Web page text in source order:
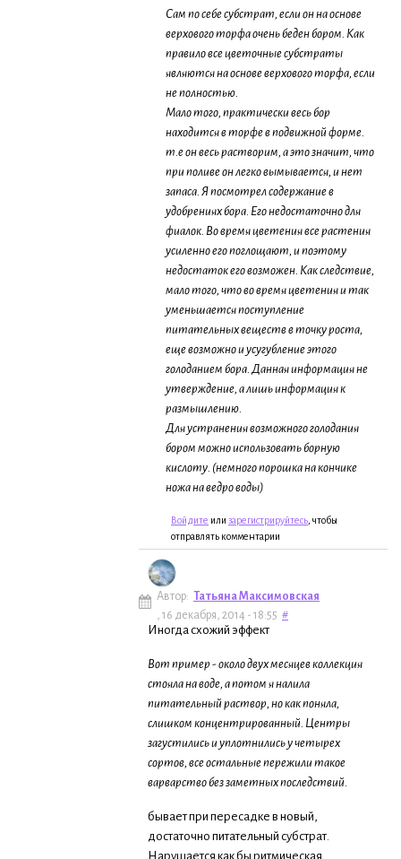
Сам по себе субстрат, если он на основе
верхового торфа очень беден бором. Как
правило все цветочные субстраты
являются на основе верхового торфа, если
не полностью.
Мало того, практически весь бор
находится в торфе в подвижной форме.
т.е он весь растворим, а это значит, что
при поливе он легко вымывается, и нет
запаса. Я посмотрел содержание в
удобрениях бора. Его недостаточно для
фиалок. Во время цветения все растения
усиленно его поглощают, и поэтому
недостаток его возможен. Как следствие,
мало того, что во время цветения и так
уменьшается поступление
питательных веществ в точку роста,
еще возможно и усугубление этого
голоданием бора. Данная информация не
утверждение, а лишь информация к
размышлению.
Для устранения возможного голодания
бором можно использовать борную
кислоту. (немного порошка на кончике
ножа на ведро воды)
Войдите или зарегистрируйтесь , чтобы
отправлять комментарии
Автор: Татьяна Максимовская
, 16 декабря, 2014 - 18:55 #
Иногда схожий эффект
Вот пример - около двух месяцев коллекция
стояла на воде, а потом я налила
питательный раствор, но как поняла,
слишком концентрированный. Центры
загустились и уплотнились у четырех
сортов, все остальные пережили такое
варварство без заметных последствий.
бывает при пересадке в новый,
достаточно питательный субстрат.
Нарушается как бы ритмическая